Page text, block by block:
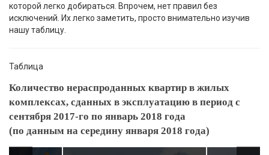
которой легко добираться. Впрочем, нет правил без
исключений. Их легко заметить, просто внимательно изучив
нашу таблицу.
Таблица
Количество нераспроданных квартир в жилых
комплексах, сданных в эксплуатацию в период с
сентября 2017-го по январь 2018 года
(по данным на середину января 2018 года)